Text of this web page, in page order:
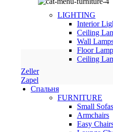
LIGHTING
Interior
Ceiling
Wall
Floor
Ceiling
Zeller
Zapel
Спальня
FURNITURE
Small Sofas
Armchairs
Easy